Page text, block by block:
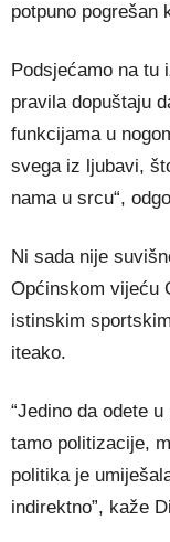
potpuno pogrešan
Podsjećamo na tu
pravila dopuštaju
funkcijama u
svega iz ljubavi,
nama u srcu“,
Ni sada nije
Općinskom vijeću
istinskim
iteako.
“Jedino da odete
tamo politizacije,
politika je
indirektno”, kaže